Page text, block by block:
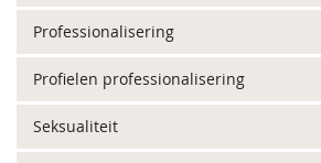
Professionalisering
Profielen professionalisering
Seksualiteit